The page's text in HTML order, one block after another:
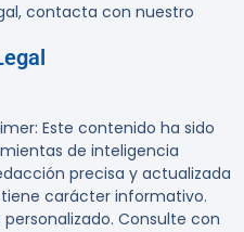
contacta con nuestro
Este contenido ha sido
de inteligencia
precisa y actualizada
carácter informativo.
Consulte con